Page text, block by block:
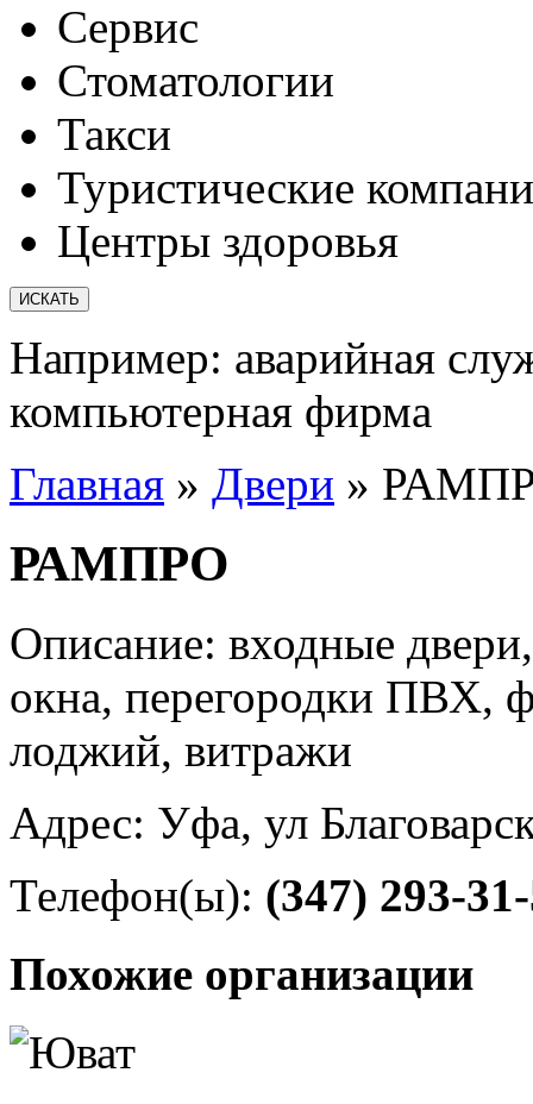
Сервис
Стоматологии
Такси
Туристические
Центры здоровья
Например: аварийная
компьютерная фирма
Главная » Двери »
РАМПРО
Описание: входные
окна, перегородки ПВХ,
лоджий, витражи
Адрес: Уфа, ул
Телефон(ы): (347) 293-
Похожие организации